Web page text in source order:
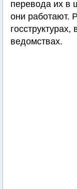
перевода их в
они работают.
ведомствах.